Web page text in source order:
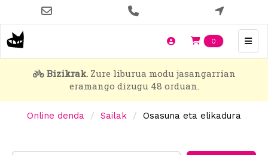
main
content
0 Items en
Bizikrak.Zure liburua modu jasangarrian
eramango dizugu 48 orduan.
Online denda Sailak Osasuna eta elikadura